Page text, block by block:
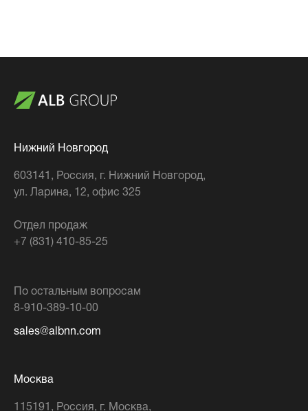
Нижний Новгород
603141 , Россия, г. Нижний Новгород,
ул. Ларина, 12, офис 325
Отдел продаж
+7 (831) 410-85-25
По остальным вопросам
8-910-389-10-00
sales@albnn.com
Москва
115191 , Россия, г. Москва,